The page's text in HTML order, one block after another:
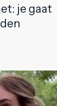
je gaat